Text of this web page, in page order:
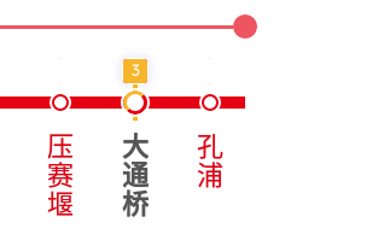
压
赛
堰
3
大
通
桥
孔
浦